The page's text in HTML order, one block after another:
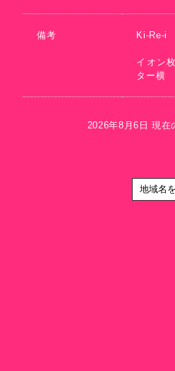
備考 Ki-Re-i
イオン
ター横
2026年8月6日 現在